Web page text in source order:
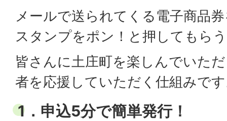
メールで送られてくる電子商品
スタンプをポン！と押してもら
皆さんに土庄町を楽しんでいた
者を応援していただく仕組みで
1．申込5分で簡単発行！